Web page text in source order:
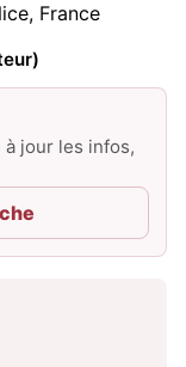
France
jour les infos,